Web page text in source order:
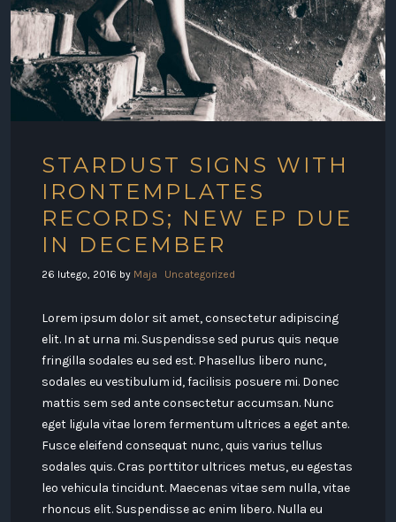
STARDUST SIGNS WITH
IRONTEMPLATES
RECORDS; NEW EP DUE
IN DECEMBER
26 lutego, 2016 by Maja Uncategorized
Lorem ipsum dolor sit amet, consectetur adipiscing
elit. In at urna mi. Suspendisse sed purus quis neque
fringilla sodales eu sed est. Phasellus libero nunc,
sodales eu vestibulum id, facilisis posuere mi. Donec
mattis sem sed ante consectetur accumsan. Nunc
eget ligula vitae lorem fermentum ultrices a eget ante.
Fusce eleifend consequat nunc, quis varius tellus
sodales quis. Cras porttitor ultrices metus, eu egestas
leo vehicula tincidunt. Maecenas vitae sem nulla, vitae
rhoncus elit. Suspendisse ac enim libero. Nulla eu